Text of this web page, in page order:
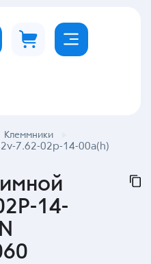
Клеммники
7.62-02p-14-00a(h)
14-